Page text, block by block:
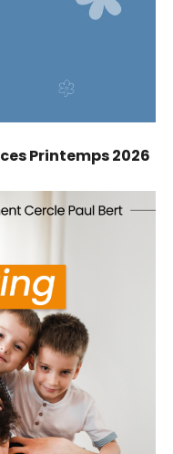
Printemps 2026